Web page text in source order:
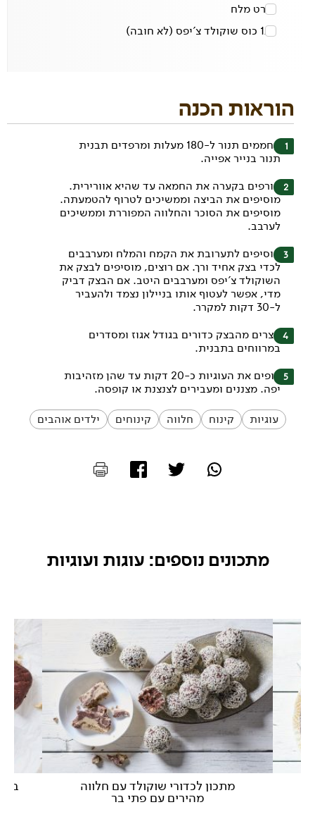
קורט מלח
1/2 כוס
שוקולד צ'יפס (לא חובה)
הוראות הכנה
מחממים תנור ל-180 מעלות ומרפדים תבנית
תנור בנייר אפייה.
טורפים בקערה את החמאה עד שהיא אוורירית.
מוסיפים את הביצה וממשיכים לטרוף להטמעתה.
מוסיפים את הסוכר והחלווה המפוררת וממשיכים
לערבב.
מוסיפים לתערובת את הקמח והמלח ומערבבים
לכדי בצק אחיד ורך. אם רוצים, מוסיפים לבצק את
השוקולד צ'יפס ומערבבים היטב. אם הבצק דביק
מדי, אפשר לעטוף אותו בניילון נצמד ולהעביר
ל-30 דקות למקרר.
יוצרים מהבצק כדורים בגודל אגוז ומסדרים
במרווחים בתבנית.
אופים את העוגיות כ-20 דקות עד שהן מזהיבות
יפה. מצננים ומעבירים לצנצנת או קופסה.
עוגיות קינוח חלווה קינוחים ילדים אוהבים
מתכונים נוספים: עוגות ועוגיות
מתכון לכדורי שוקולד עם חלווה
מהירים עם פתי בר